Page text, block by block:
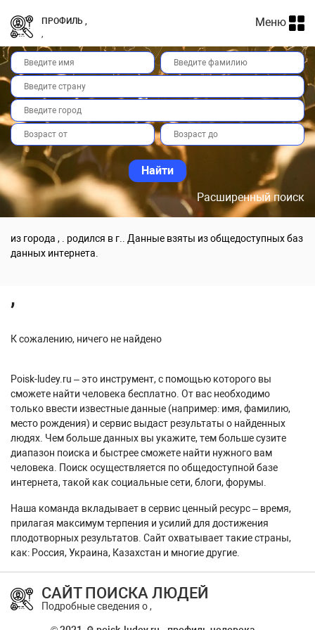
ПРОФИЛЬ ,
,
Меню
Расширенный поиск
из города , . родился в г.. Данные взяты из общедоступных баз
данных интернета.
,
К сожалению, ничего не найдено
Poisk-ludey.ru – это инструмент, с помощью которого вы
сможете найти человека бесплатно. От вас необходимо
только ввести известные данные (например: имя, фамилию,
место рождения) и сервис выдаст результаты о найденных
людях. Чем больше данных вы укажите, тем больше сузите
диапазон поиска и быстрее сможете найти нужного вам
человека. Поиск осуществляется по общедоступной базе
интернета, такой как социальные сети, блоги, форумы.
Наша команда вкладывает в сервис ценный ресурс – время,
прилагая максимум терпения и усилий для достижения
плодотворных результатов. Сайт охватывает такие страны,
как: Россия, Украина, Казахстан и многие другие.
САЙТ ПОИСКА ЛЮДЕЙ
Подробные сведения о ,